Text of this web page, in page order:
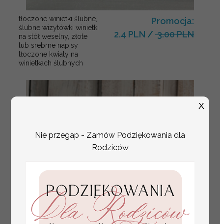
tłoczone winietki ślubne,
ślubne wizytówki winietki
na stół weselny, złote
lub srebrne napisy
tłoczone kwiaty na
winietkach ślubnych
Promocja:
2.4 PLN / 3.00 PLN
Nie przegap - Zamów Podziękowania dla
Rodziców
X